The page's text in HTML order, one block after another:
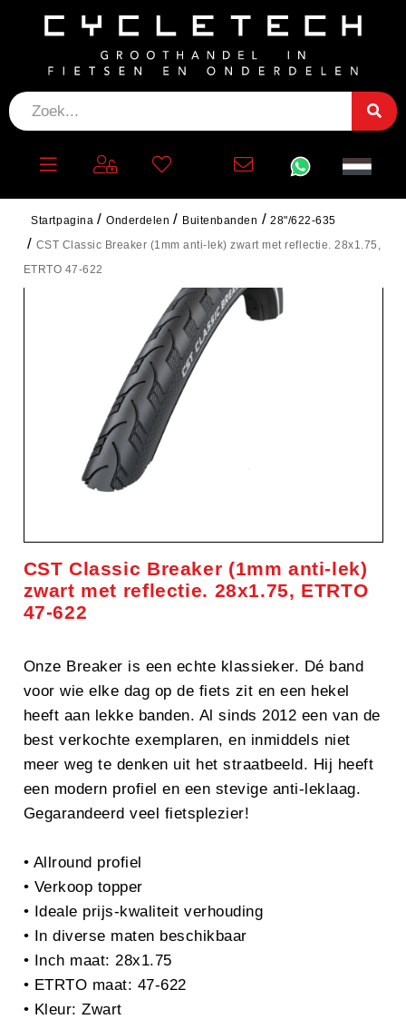
Startpagina Onderdelen Buitenbanden
28"/622-635
CST Classic Breaker (1mm anti-lek) zwart met reflectie. 28x1.75,
ETRTO 47-622
CST Classic Breaker (1mm anti-lek)
zwart met reflectie. 28x1.75, ETRTO
47-622
Onze Breaker is een echte klassieker. Dé band
voor wie elke dag op de fiets zit en een hekel
heeft aan lekke banden. Al sinds 2012 een van de
best verkochte exemplaren, en inmiddels niet
meer weg te denken uit het straatbeeld. Hij heeft
een modern profiel en een stevige anti-leklaag.
Gegarandeerd veel fietsplezier!
• Allround profiel
• Verkoop topper
• Ideale prijs-kwaliteit verhouding
• In diverse maten beschikbaar
• Inch maat: 28x1.75
• ETRTO maat: 47-622
• Kleur: Zwart